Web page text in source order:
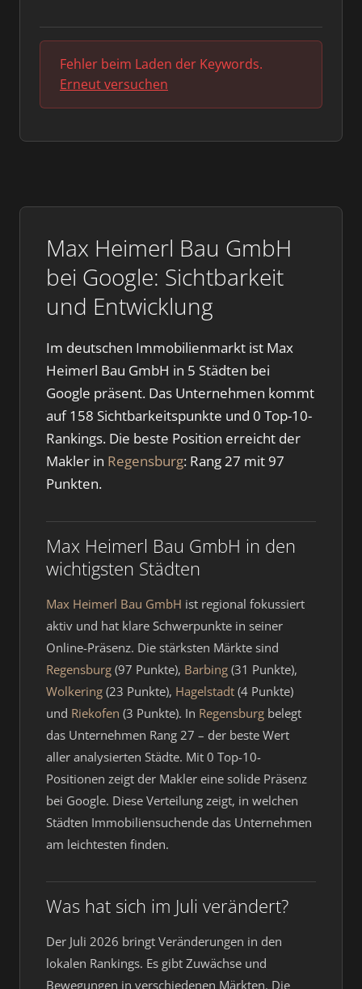
Max Heimerl Bau GmbH
bei Google: Sichtbarkeit
und Entwicklung
Im deutschen Immobilienmarkt ist Max
Heimerl Bau GmbH in 5 Städten bei
Google präsent. Das Unternehmen kommt
auf 158 Sichtbarkeitspunkte und 0 Top-10-
Rankings. Die beste Position erreicht der
Makler in Regensburg: Rang 27 mit 97
Punkten.
Max Heimerl Bau GmbH in den
wichtigsten Städten
Max Heimerl Bau GmbH ist regional fokussiert
aktiv und hat klare Schwerpunkte in seiner
Online-Präsenz. Die stärksten Märkte sind
Regensburg (97 Punkte), Barbing (31 Punkte),
Wolkering (23 Punkte), Hagelstadt (4 Punkte)
und Riekofen (3 Punkte). In Regensburg belegt
das Unternehmen Rang 27 – der beste Wert
aller analysierten Städte. Mit 0 Top-10-
Positionen zeigt der Makler eine solide Präsenz
bei Google. Diese Verteilung zeigt, in welchen
Städten Immobiliensuchende das Unternehmen
am leichtesten finden.
Was hat sich im Juli verändert?
Der Juli 2026 bringt Veränderungen in den
lokalen Rankings. Es gibt Zuwächse und
Bewegungen in verschiedenen Märkten. Die
Fehler beim Laden der Keywords.
Erneut versuchen